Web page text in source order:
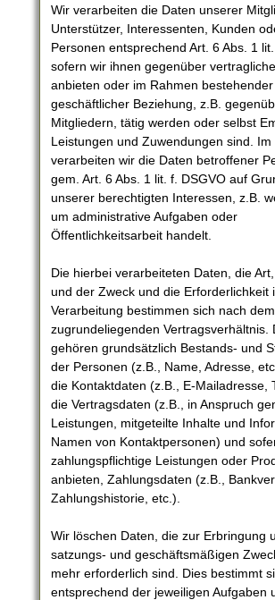
Wir verarbeiten die Daten unserer
Unterstützer, Interessenten, Kunden
Personen entsprechend Art. 6 Abs. 1 lit.
sofern wir ihnen gegenüber
anbieten oder im Rahmen bestehender
geschäftlicher Beziehung, z.B.
Mitgliedern, tätig werden oder selbst
Leistungen und Zuwendungen sind. Im
verarbeiten wir die Daten betroffener
gem. Art. 6 Abs. 1 lit. f. DSGVO auf
unserer berechtigten Interessen, z.B.
um administrative Aufgaben oder
Öffentlichkeitsarbeit handelt.
Die hierbei verarbeiteten Daten, die
und der Zweck und die Erforderlichkeit
Verarbeitung bestimmen sich nach dem
zugrundeliegenden Vertragsverhältnis.
gehören grundsätzlich Bestands- und
der Personen (z.B., Name, Adresse,
die Kontaktdaten (z.B., E-Mailadresse,
die Vertragsdaten (z.B., in Anspruch
Leistungen, mitgeteilte Inhalte und
Namen von Kontaktpersonen) und
zahlungspflichtige Leistungen oder
anbieten, Zahlungsdaten (z.B.,
Zahlungshistorie, etc.).
Wir löschen Daten, die zur Erbringung
satzungs- und geschäftsmäßigen
mehr erforderlich sind. Dies bestimmt
entsprechend der jeweiligen Aufgaben